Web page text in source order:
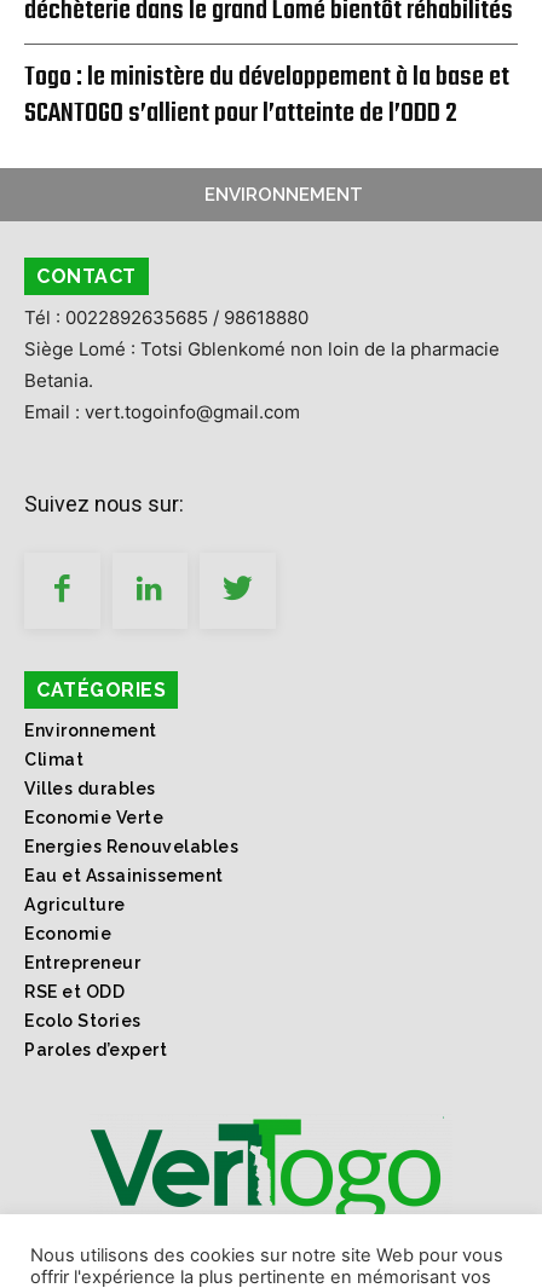
déchèterie dans le grand Lomé bientôt réhabilités
Togo : le ministère du développement à la base et
SCANTOGO s’allient pour l’atteinte de l’ODD 2
ENVIRONNEMENT
CONTACT
Tél : 0022892635685 / 98618880
Siège Lomé : Totsi Gblenkomé non loin de la pharmacie
Betania.
Email : vert.togoinfo@gmail.com
Suivez nous sur:
CATÉGORIES
Environnement
Climat
Villes durables
Economie Verte
Energies Renouvelables
Eau et Assainissement
Agriculture
Economie
Entrepreneur
RSE et ODD
Ecolo Stories
Paroles d’expert
1er webmagazine sur l'environnement l'économie verte
Nous utilisons des cookies sur notre site Web pour vous
offrir l'expérience la plus pertinente en mémorisant vos